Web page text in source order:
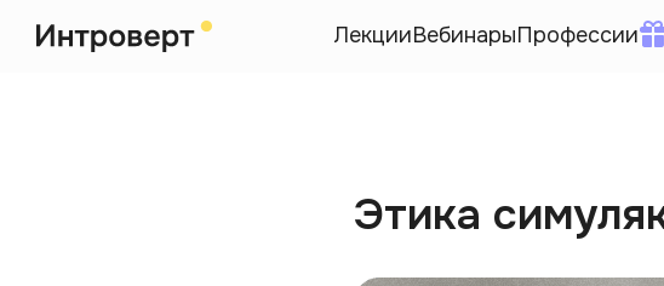
ЛекцииВебинарыПрофессии
Этика